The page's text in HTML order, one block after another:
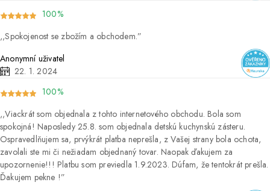
100%
Spokojenost se zbožím a obchodem.
Anonymní uživatel
22. 1. 2024
100%
Viackrát som objednala z tohto internetového obchodu. Bola som
spokojná! Naposledy 25.8. som objednala detskú kuchynskú zásteru.
Ospravedlňujem sa, prvýkrát platba neprešla, z Vašej strany bola ochota,
zavolali ste mi či nežiadam objednaný tovar. Naopak ďakujem za
upozornenie!!! Platbu som previedla 1.9.2023. Dúfam, že tentokrát prešla.
Ďakujem pekne !